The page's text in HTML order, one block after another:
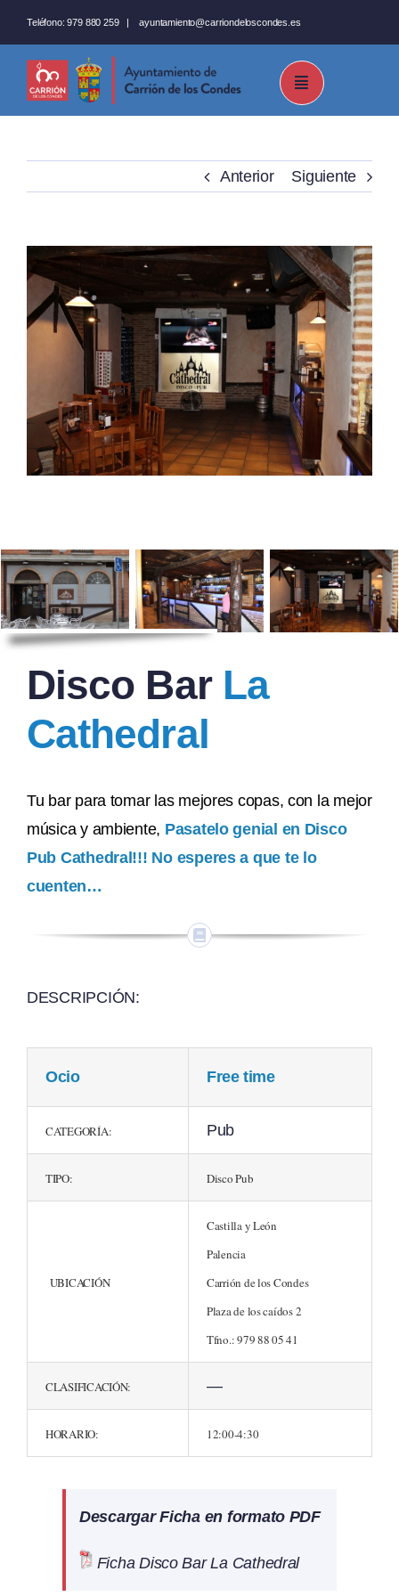
al
contenido
Teléfono: 979 880 259 |ayuntamiento@carriondeloscondes.es
Anterior Siguiente
Ver
imagen
más
Disco Bar La
Cathedral
Tu bar para tomar las mejores copas, con la mejor
música y ambiente, Pasatelo genial en Disco
Pub Cathedral!!! No esperes a que te lo
cuenten…
DESCRIPCIÓN:
Ocio Free time
CATEGORÍA: Pub
TIPO: Disco Pub
UBICACIÓN
Castilla y León
Palencia
Carrión de los Condes
Plaza de los caídos 2
Tfno.: 979 88 05 41
CLASIFICACIÓN: —
HORARIO: 12:00-4:30
Descargar Ficha en formato PDF
Ficha Disco Bar La Cathedral